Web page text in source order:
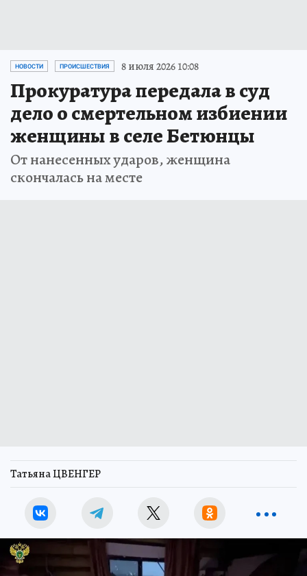
НОВОСТИ ПРОИСШЕСТВИЯ 8 июля 2026 10:08
Прокуратура передала в суд
дело о смертельном избиении
женщины в селе Бетюнцы
От нанесенных ударов, женщина
скончалась на месте
Татьяна ЦВЕНГЕР